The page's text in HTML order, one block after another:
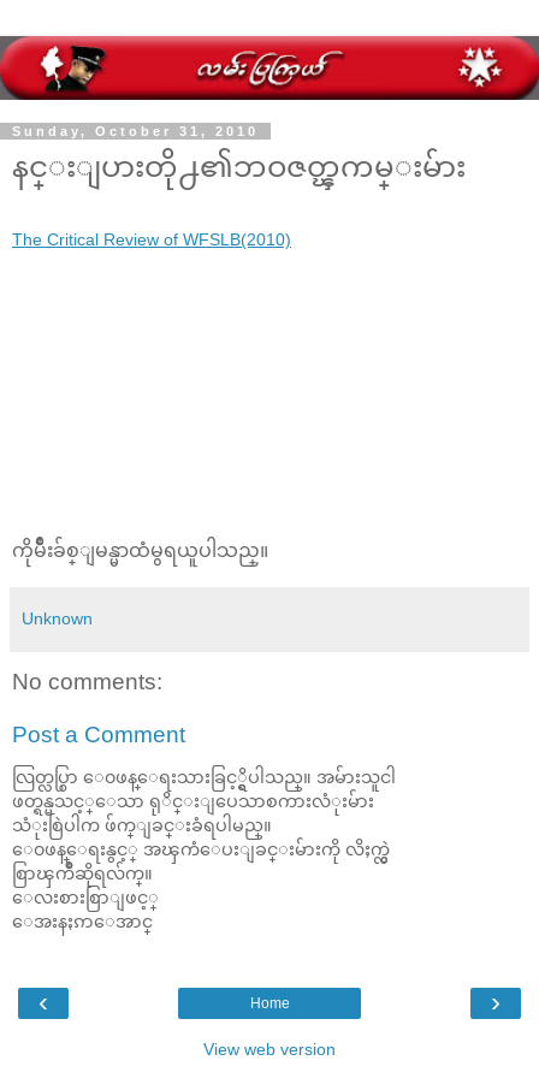
Sunday, October 31, 2010
နင္းျပားတို႕၏ဘဝဇတ္ၾကမ္းမ်ား
The Critical Review of WFSLB(2010)
ကိုမ်ဳိးခ်စ္ျမန္မာထံမွရယူပါသည္။
Unknown
No comments:
Post a Comment
လြတ္လပ္စြာ ေ၀ဖန္ေရးသားခြင့္ရွိပါသည္။ အမ်ားသူငါ
ဖတ္ရန္မသင့္ေသာ ရုိင္းျပေသာစကားလံုးမ်ား
သံုးစြဲပါက ဖ်က္ျခင္းခံရပါမည္။
ေ၀ဖန္ေရးနွင့္ အၾကံေပးျခင္းမ်ားကို လိႈက္လွဲ
စြာၾကိဳဆိုရလ်က္။
ေလးစားစြာျဖင့္
ေအးနႏၵာေအာင္
‹ ›
Home
View web version